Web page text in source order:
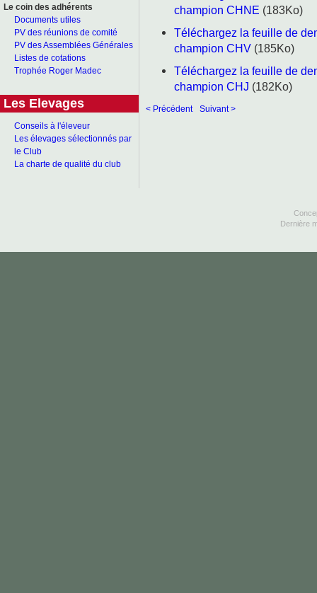
Le coin des adhérents
Documents utiles
PV des réunions de comité
PV des Assemblées Générales
Listes de cotations
Trophée Roger Madec
Les Elevages
Conseils à l'éleveur
Les élevages sélectionnés par
le Club
La charte de qualité du club
champion CHNE (183Ko)
Téléchargez la feuille de
champion CHV (185Ko)
Téléchargez la feuille de
champion CHJ (182Ko)
< Précédent Suivant >
Dernière